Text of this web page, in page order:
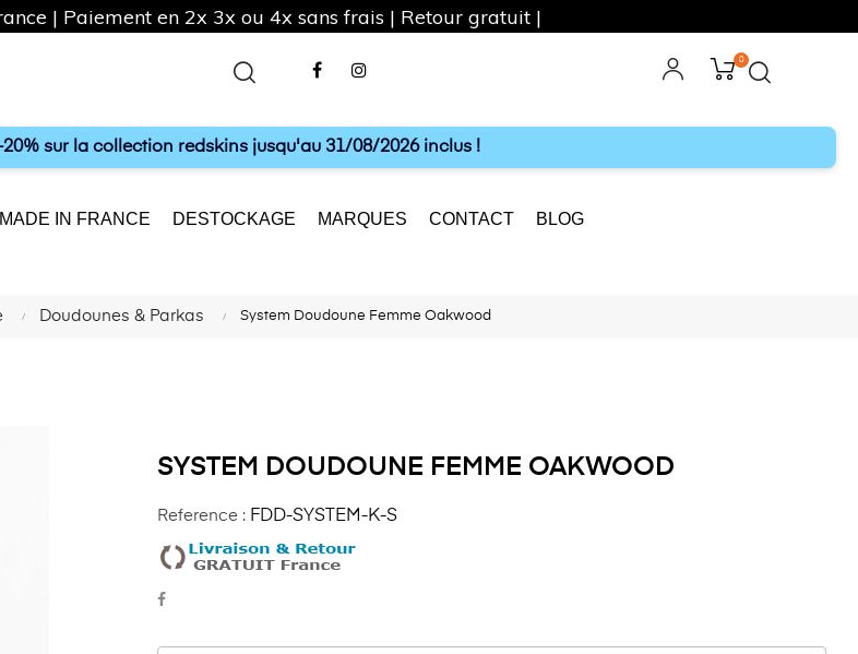
Facebook
0
sur la collection redskins jusqu'au 31/08/2026 inclus !
MADE IN FRANCE DESTOCKAGE MARQUES CONTACT BLOG
Doudounes & Parkas System Doudoune Femme Oakwood
SYSTEM DOUDOUNE FEMME OAKWOOD
Reference : FDD-SYSTEM-K-S
| Paiement en 2x 3x ou 4x sans frais | Retour gratuit |